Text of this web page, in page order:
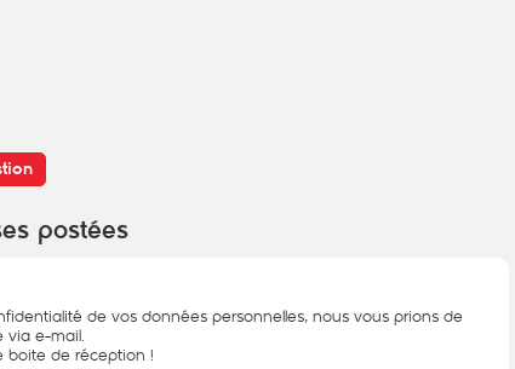
postées
de vos données personnelles, nous vous prions de
via e-mail.
boite de réception !